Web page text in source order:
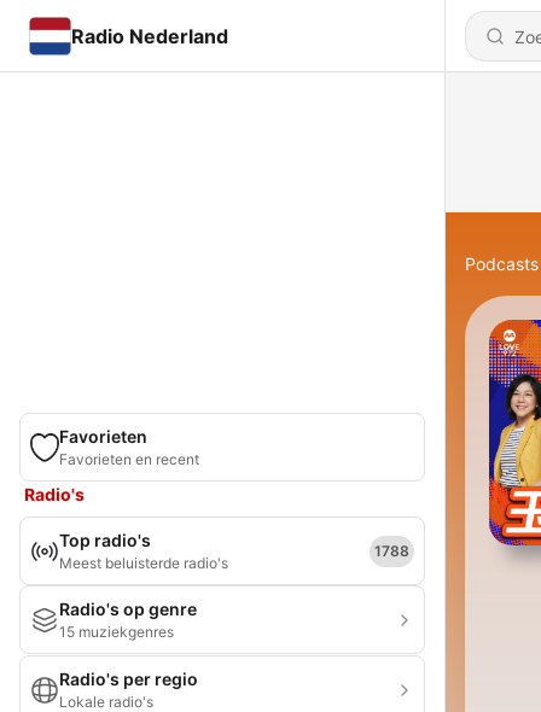
Radio Nederland
Favorieten
Favorieten en recent
Radio's
Top radio's
Meest beluisterde radio's
1788
Radio's op genre
15 muziekgenres
Radio's per regio
Lokale radio's
Podcasts